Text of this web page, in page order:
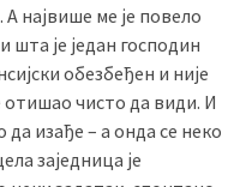
А највише ме је повело
шта је један господин
обезбеђен и није
отишао чисто да види. И
изађе – а онда се неко
заједница је